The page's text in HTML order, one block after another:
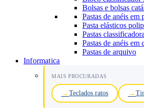
Bolsas e bolsas
Pastas de anéis
Pasta elásticos
Pastas
Pastas de anéis em
Pastas de arquivo
Informatica
MAIS PROCURADAS
Teclados ratos